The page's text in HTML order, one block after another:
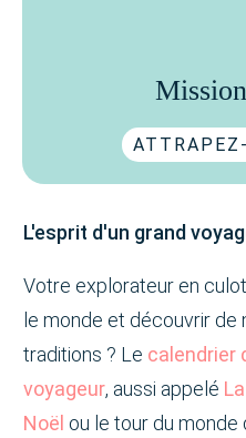
L'esprit d'un grand
Votre explorateur en
le monde et découvrir de
traditions ? Le calendrier
voyageur, aussi appelé
Noël ou le tour du monde